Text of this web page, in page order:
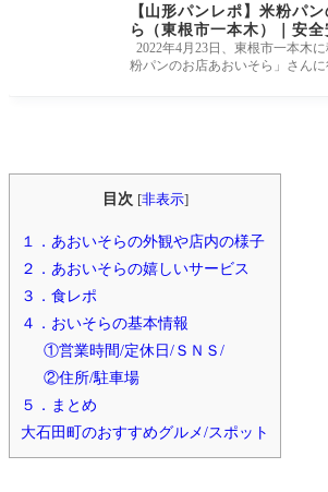
【山形パンレポ】米粉パ
ら（東根市一本木）｜安
した美味しい米粉パンを
2022年4月23日、東根市一本木
粉パンのお店あおいそら」さんに
目次 [非表示]
１．あおいそらの外観や店内の様子
２．あおいそらの嬉しいサービス
３．食レポ
４．おいそらの基本情報
①営業時間/定休日/ＳＮＳ/
②住所/駐車場
５．まとめ
大石田町のおすすめグルメ/スポット